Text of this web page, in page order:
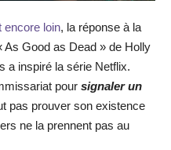
encore loin, la réponse à la
As Good as Dead » de Holly
a inspiré la série Netflix.
pour signaler un
pas prouver son existence
ne la prennent pas au